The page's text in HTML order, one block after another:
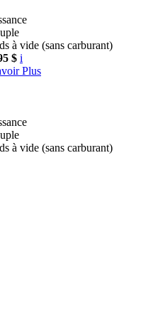
à vide (sans carburant)
$ i
Plus
à vide (sans carburant)